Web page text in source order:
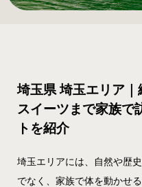
埼玉県 埼玉エリア｜
スイーツまで家族で
トを紹介
埼玉エリアには、自然や歴
でなく、家族で体を動かせ